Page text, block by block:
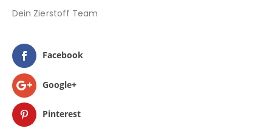
Dein Zierstoff Team
Facebook
Google+
Pinterest